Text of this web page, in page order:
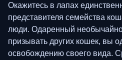
Окажитесь в лапах
представителя семейства
люди. Одаренный
призывать других кошек, вы
освобождению своего вида.